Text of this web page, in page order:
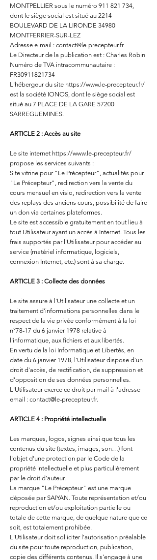
MONTPELLIER sous le numéro 911 821 734,
dont le siège social est situé au 2214
BOULEVARD DE LA LIRONDE 34980
MONTFERRIER-SUR-LEZ
Adresse e-mail : contact@le-precepteur.fr
Le Directeur de la publication est : Charles Robin
Numéro de TVA intracommunautaire :
FR30911821734
L'hébergeur du site https://www.le-precepteur.fr/
est la société IONOS, dont le siège social est
situé au 7 PLACE DE LA GARE 57200
SARREGUEMINES.
ARTICLE 2 : Accès au site
Le site internet https://www.le-precepteur.fr/
propose les services suivants :
Site vitrine pour "Le Précepteur", actualités pour
"Le Précepteur", redirection vers la vente du
cours mensuel en visio, redirection vers la vente
des replays des anciens cours, possibilité de faire
un don via certaines plateformes.
Le site est accessible gratuitement en tout lieu à
tout Utilisateur ayant un accès à Internet. Tous les
frais supportés par l'Utilisateur pour accéder au
service (matériel informatique, logiciels,
connexion Internet, etc.) sont à sa charge.
ARTICLE 3 : Collecte des données
Le site assure à l'Utilisateur une collecte et un
traitement d'informations personnelles dans le
respect de la vie privée conformément à la loi
n°78-17 du 6 janvier 1978 relative à
l'informatique, aux fichiers et aux libertés.
En vertu de la loi Informatique et Libertés, en
date du 6 janvier 1978, l'Utilisateur dispose d'un
droit d'accès, de rectification, de suppression et
d'opposition de ses données personnelles.
L'Utilisateur exerce ce droit par mail à l'adresse
email : contact@le-precepteur.fr.
ARTICLE 4 : Propriété intellectuelle
Les marques, logos, signes ainsi que tous les
contenus du site (textes, images, son…) font
l'objet d'une protection par le Code de la
propriété intellectuelle et plus particulièrement
par le droit d'auteur.
La marque "Le Précepteur" est une marque
déposée par SAIYAN. Toute représentation et/ou
reproduction et/ou exploitation partielle ou
totale de cette marque, de quelque nature que ce
soit, est totalement prohibée.
L'Utilisateur doit solliciter l'autorisation préalable
du site pour toute reproduction, publication,
copie des différents contenus. Il s'engage à une